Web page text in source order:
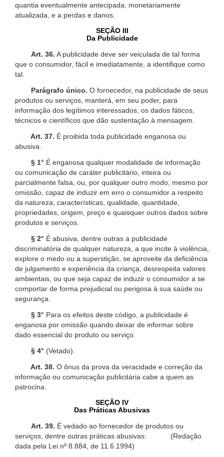
quantia eventualmente antecipada, monetariamente
atualizada, e a perdas e danos.
SEÇÃO III
Da Publicidade
Art. 36. A publicidade deve ser veiculada de tal forma
que o consumidor, fácil e imediatamente, a identifique como
tal.
Parágrafo único. O fornecedor, na publicidade de seus
produtos ou serviços, manterá, em seu poder, para
informação dos legítimos interessados, os dados fáticos,
técnicos e científicos que dão sustentação à mensagem.
Art. 37. É proibida toda publicidade enganosa ou
abusiva.
§ 1° É enganosa qualquer modalidade de informação
ou comunicação de caráter publicitário, inteira ou
parcialmente falsa, ou, por qualquer outro modo, mesmo por
omissão, capaz de induzir em erro o consumidor a respeito
da natureza, características, qualidade, quantidade,
propriedades, origem, preço e quaisquer outros dados sobre
produtos e serviços.
§ 2° É abusiva, dentre outras a publicidade
discriminatória de qualquer natureza, a que incite à violência,
explore o medo ou a superstição, se aproveite da deficiência
de julgamento e experiência da criança, desrespeita valores
ambientais, ou que seja capaz de induzir o consumidor a se
comportar de forma prejudicial ou perigosa à sua saúde ou
segurança.
§ 3° Para os efeitos deste código, a publicidade é
enganosa por omissão quando deixar de informar sobre
dado essencial do produto ou serviço.
§ 4° (Vetado).
Art. 38. O ônus da prova da veracidade e correção da
informação ou comunicação publicitária cabe a quem as
patrocina.
SEÇÃO IV
Das Práticas Abusivas
Art. 39. É vedado ao fornecedor de produtos ou
serviços, dentre outras práticas abusivas: (Redação
dada pela Lei nº 8.884, de 11.6.1994)